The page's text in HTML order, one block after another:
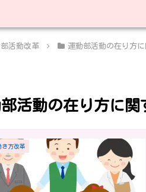
部活動改革 運動部活動の在り方
活動の在り方に
き方改革